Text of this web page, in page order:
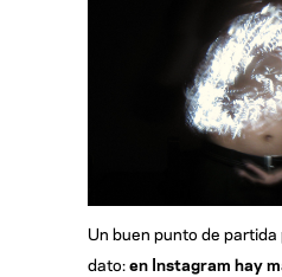
Un buen punto de
dato:en Instagram hay